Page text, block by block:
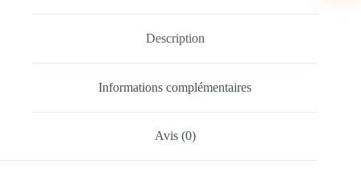
Description
Informations complémentaires
Avis (0)